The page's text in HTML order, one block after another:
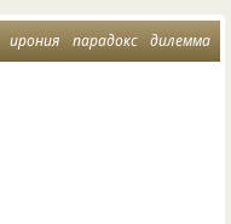
ирония парадокс дилемма